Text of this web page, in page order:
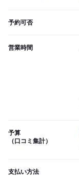
予約可否
営業時間
予算
（口コミ集計）
支払い方法